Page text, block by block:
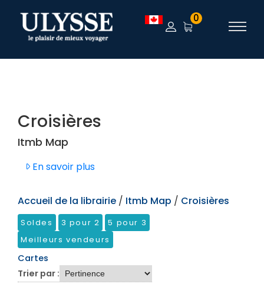
TEST 0
Croisières
Itmb Map
En savoir plus
Accueil de la librairie / Itmb Map / Croisières
Soldes 3 pour 2
5 pour 3
Meilleurs vendeurs
Cartes
Trier par :